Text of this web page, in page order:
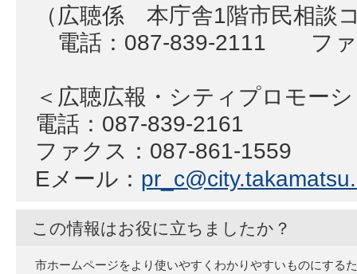
（広聴係 本庁舎1階市民相談
電話：087-839-2111 ファ
＜広聴広報・シティプロモー
電話：087-839-2161
ファクス：087-861-1559
Eメール：
この情報はお役に立ちましたか？
市ホームページをより使いやすくわかりやすいものにする